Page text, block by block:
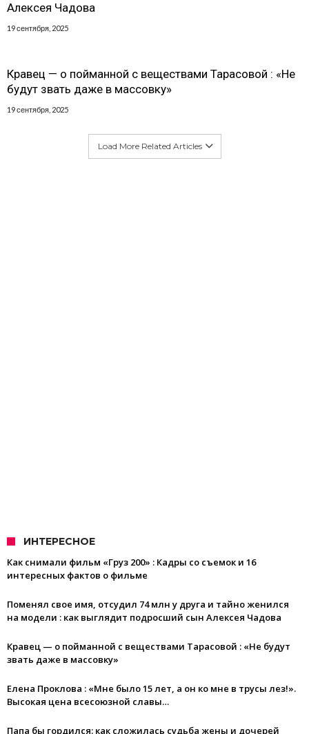
Алексея Чадова
19 сентября, 2025
Кравец — о пойманной с веществами Тарасовой : «Не
будут звать даже в массовку»
19 сентября, 2025
Load More Related Articles
ИНТЕРЕСНОЕ
Как снимали фильм «Груз 200» : Кадры со съемок и 16
интересных фактов о фильме
Поменял свое имя, отсудил 74 млн у друга и тайно женился
на модели : как выглядит подросший сын Алексея Чадова
Кравец — о пойманной с веществами Тарасовой : «Не будут
звать даже в массовку»
Елена Проклова : «Мне было 15 лет, а он ко мне в трусы лез!».
Высокая цена всесоюзной славы…
Папа бы гордился: как сложилась судьба жены и дочерей